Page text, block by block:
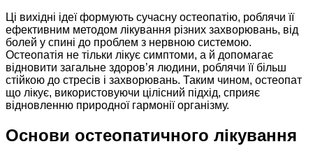
Ці вихідні ідеї формують сучасну остеопатію, роблячи її
ефективним методом лікування різних захворювань, від
болей у спині до проблем з нервною системою.
Остеопатія не тільки лікує симптоми, а й допомагає
відновити загальне здоров’я людини, роблячи її більш
стійкою до стресів і захворювань. Таким чином, остеопат
що лікує, використовуючи цілісний підхід, сприяє
відновленню природної гармонії організму.
Основи остеопатичного лікування